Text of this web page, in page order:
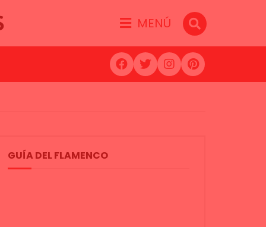
MENÚ
GUÍA DEL FLAMENCO